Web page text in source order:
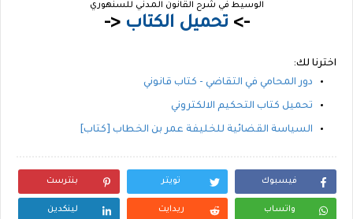
الوسيط في شرح القانون المدني للسنهوري
-> تحميل الكتاب <-
اخترنا لك:
دور المحامي في التقاضي - كتاب قانوني
تحميل كتاب التحكيم الالكتروني
السياسة القضائية للخليفة عمر بن الخطاب [كتاب]
فيسبوك تويتر بنترست
واتساب ريدايت لينكدين